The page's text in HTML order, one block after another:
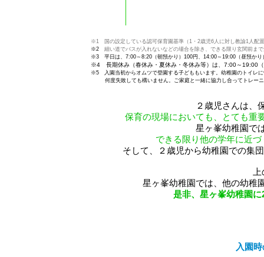
※1 国の設定している認可保育園基準（1・2歳児6人に対し教諭1人配
※2 細い道でバスが入れないなどの場合を除き、できる限り玄関前ま
※3 平日は、7:00～8:20（朝預かり）100円、14:00～19:00（昼預か
※4 長期休み（春休み・夏休み・冬休み等）は、7:00～19:00
※5 入園当初からオムツで登園する子どももいます。幼稚園のトイレ
何度失敗しても構いません。ご家庭と一緒に協力し合ってトレーニ
２歳児さんは、
保育の現場においても、とても重
星ヶ峯幼稚園で
できる限り他の学年に近
そして、２歳児から幼稚園での集
星ヶ峯幼稚園では、他の幼稚
是非、星ヶ峯幼稚園
入園